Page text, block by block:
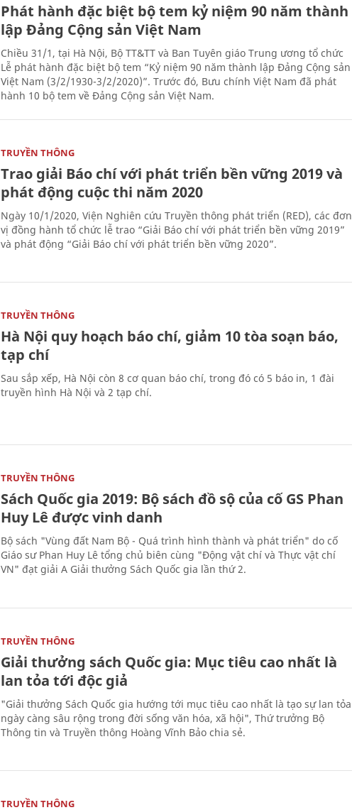
Phát hành đặc biệt bộ tem kỷ niệm 90 năm thành
lập Đảng Cộng sản Việt Nam
Chiều 31/1, tại Hà Nội, Bộ TT&TT và Ban Tuyên giáo Trung ương tổ chức
Lễ phát hành đặc biệt bộ tem “Kỷ niệm 90 năm thành lập Đảng Cộng sản
Việt Nam (3/2/1930-3/2/2020)”. Trước đó, Bưu chính Việt Nam đã phát
hành 10 bộ tem về Đảng Cộng sản Việt Nam.
TRUYỀN THÔNG
Trao giải Báo chí với phát triển bền vững 2019 và
phát động cuộc thi năm 2020
Ngày 10/1/2020, Viện Nghiên cứu Truyền thông phát triển (RED), các đơn
vị đồng hành tổ chức lễ trao “Giải Báo chí với phát triển bền vững 2019”
và phát động “Giải Báo chí với phát triển bền vững 2020”.
TRUYỀN THÔNG
Hà Nội quy hoạch báo chí, giảm 10 tòa soạn báo,
tạp chí
Sau sắp xếp, Hà Nội còn 8 cơ quan báo chí, trong đó có 5 báo in, 1 đài
truyền hình Hà Nội và 2 tạp chí.
TRUYỀN THÔNG
Sách Quốc gia 2019: Bộ sách đồ sộ của cố GS Phan
Huy Lê được vinh danh
Bộ sách "Vùng đất Nam Bộ - Quá trình hình thành và phát triển" do cố
Giáo sư Phan Huy Lê tổng chủ biên cùng "Động vật chí và Thực vật chí
VN" đạt giải A Giải thưởng Sách Quốc gia lần thứ 2.
TRUYỀN THÔNG
Giải thưởng sách Quốc gia: Mục tiêu cao nhất là
lan tỏa tới độc giả
"Giải thưởng Sách Quốc gia hướng tới mục tiêu cao nhất là tạo sự lan tỏa
ngày càng sâu rộng trong đời sống văn hóa, xã hội", Thứ trưởng Bộ
Thông tin và Truyền thông Hoàng Vĩnh Bảo chia sẻ.
TRUYỀN THÔNG